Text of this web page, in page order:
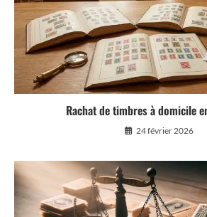
Rachat de timbres à domicile
24 février 2026